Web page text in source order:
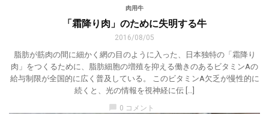
肉用牛
「霜降り肉」のために失明する牛
2016/08/05
脂肪が筋肉の間に細かく網の目のように入った、日本独特の「霜降り
肉」をつくるために、脂肪細胞の増殖を抑える働きのあるビタミンAの
給与制限が全国的に広く普及している。 このビタミンA欠乏が慢性的に
続くと、光の情報を視神経に伝 […]
chat_bubble 0 コメント